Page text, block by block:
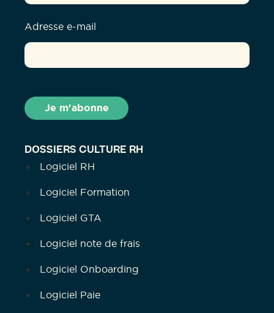
DOSSIERS CULTURE RH
Logiciel RH
Logiciel Formation
Logiciel GTA
Logiciel note de frais
Logiciel Onboarding
Logiciel Paie
Adresse e-mail